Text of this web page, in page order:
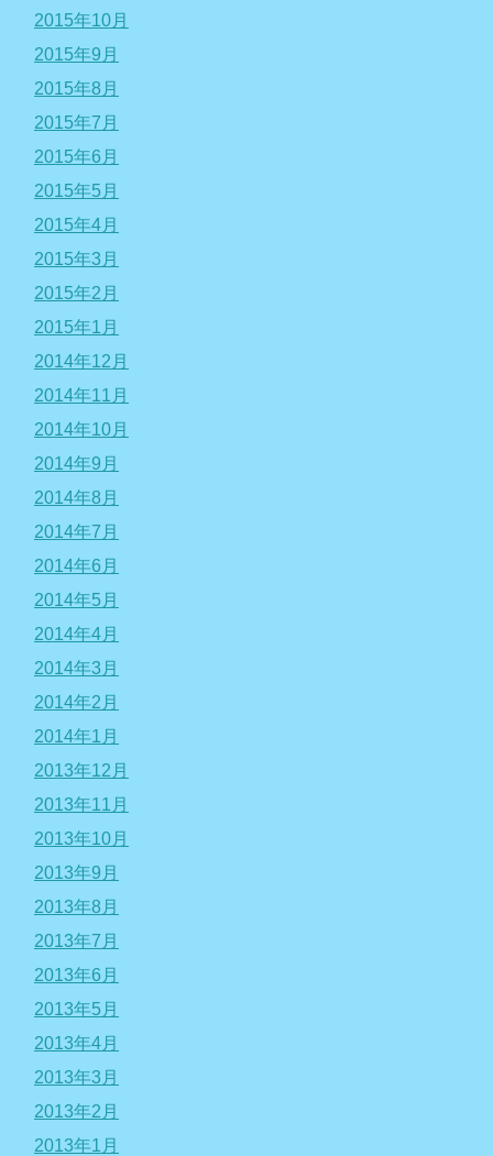
2015年10月
2015年9月
2015年8月
2015年7月
2015年6月
2015年5月
2015年4月
2015年3月
2015年2月
2015年1月
2014年12月
2014年11月
2014年10月
2014年9月
2014年8月
2014年7月
2014年6月
2014年5月
2014年4月
2014年3月
2014年2月
2014年1月
2013年12月
2013年11月
2013年10月
2013年9月
2013年8月
2013年7月
2013年6月
2013年5月
2013年4月
2013年3月
2013年2月
2013年1月